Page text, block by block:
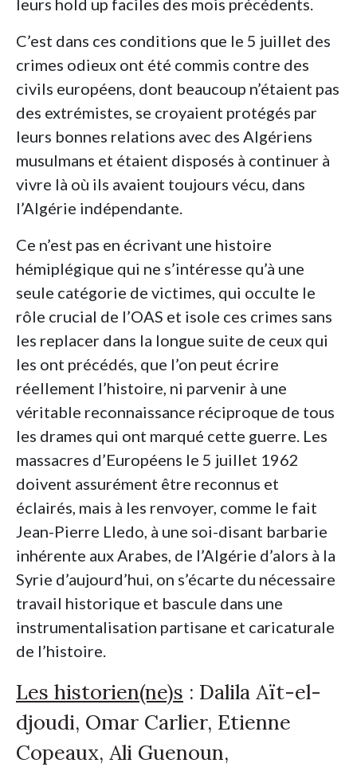
leurs hold up faciles des mois précédents.
C’est dans ces conditions que le 5 juillet des
crimes odieux ont été commis contre des
civils européens, dont beaucoup n’étaient pas
des extrémistes, se croyaient protégés par
leurs bonnes relations avec des Algériens
musulmans et étaient disposés à continuer à
vivre là où ils avaient toujours vécu, dans
l’Algérie indépendante.
Ce n’est pas en écrivant une histoire
hémiplégique qui ne s’intéresse qu’à une
seule catégorie de victimes, qui occulte le
rôle crucial de l’OAS et isole ces crimes sans
les replacer dans la longue suite de ceux qui
les ont précédés, que l’on peut écrire
réellement l’histoire, ni parvenir à une
véritable reconnaissance réciproque de tous
les drames qui ont marqué cette guerre. Les
massacres d’Européens le 5 juillet 1962
doivent assurément être reconnus et
éclairés, mais à les renvoyer, comme le fait
Jean-Pierre Lledo, à une soi-disant barbarie
inhérente aux Arabes, de l’Algérie d’alors à la
Syrie d’aujourd’hui, on s’écarte du nécessaire
travail historique et bascule dans une
instrumentalisation partisane et caricaturale
de l’histoire.
Les historien(ne)s : Dalila Aït-el-
djoudi, Omar Carlier, Etienne
Copeaux, Ali Guenoun,